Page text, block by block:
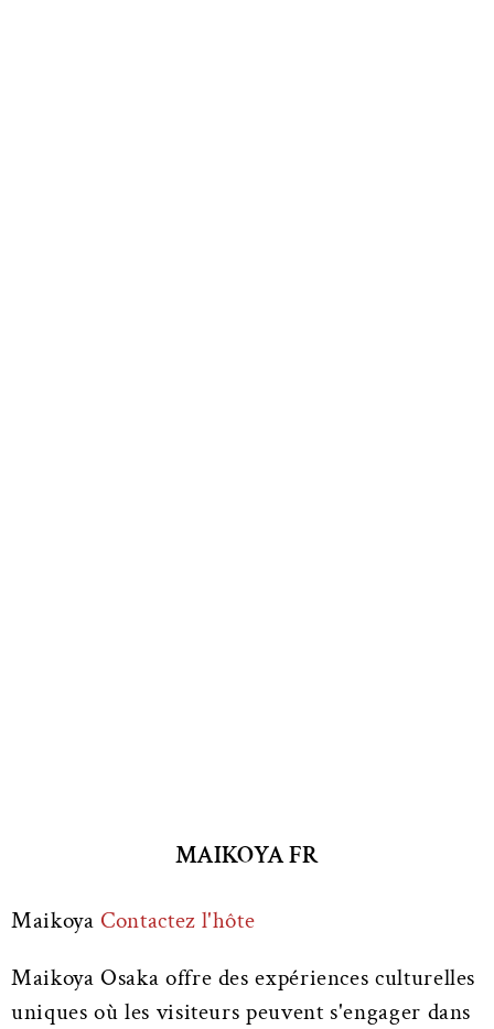
MAIKOYA FR
Maikoya Contactez l'hôte
Maikoya Osaka offre des expériences culturelles
uniques où les visiteurs peuvent s'engager dans